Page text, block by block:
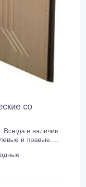
со
Всегда в наличии:
до